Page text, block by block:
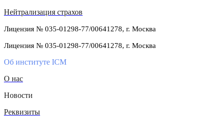
Нейтрализация страхов
Лицензия № 035-01298-77/00641278, г. Москва
Лицензия № 035-01298-77/00641278, г. Москва
Об институте ICM
О нас
Новости
Реквизиты